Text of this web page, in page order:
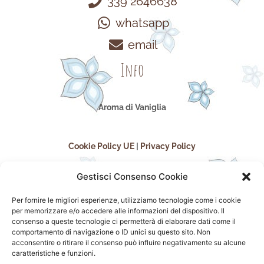
Gestisci Consenso Cookie
Per fornire le migliori esperienze, utilizziamo tecnologie come i cookie
per memorizzare e/o accedere alle informazioni del dispositivo. Il
consenso a queste tecnologie ci permetterà di elaborare dati come il
comportamento di navigazione o ID unici su questo sito. Non
acconsentire o ritirare il consenso può influire negativamente su alcune
caratteristiche e funzioni.
whatsapp
email
Info
Aroma di Vaniglia
Cookie Policy UE Privacy Policy
seguici sui social